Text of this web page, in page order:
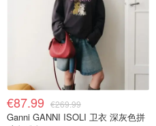
€87.99 €269.99
Ganni GANNI ISOLI 卫衣 深灰色拼